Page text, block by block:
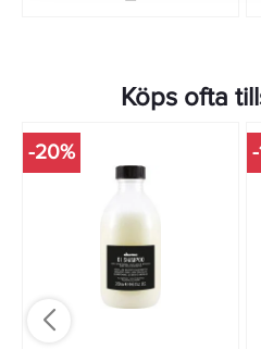
Köps ofta
-20%